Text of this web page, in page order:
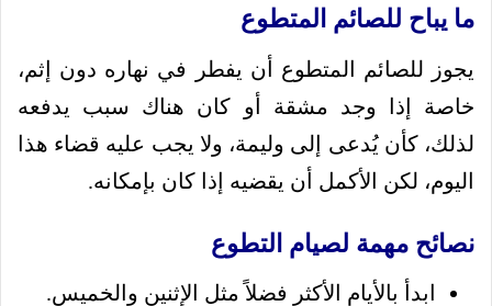
ما يباح للصائم المتطوع
يجوز للصائم المتطوع أن يفطر في نهاره دون إثم،
خاصة إذا وجد مشقة أو كان هناك سبب يدفعه
لذلك، كأن يُدعى إلى وليمة، ولا يجب عليه قضاء هذا
اليوم، لكن الأكمل أن يقضيه إذا كان بإمكانه.
نصائح مهمة لصيام التطوع
ابدأ بالأيام الأكثر فضلاً مثل الإثنين والخميس.